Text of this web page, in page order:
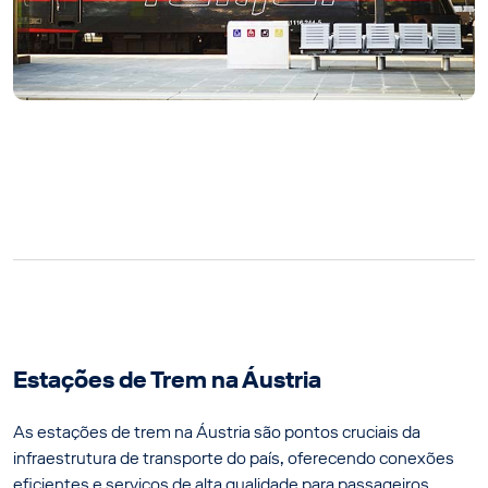
Estações de Trem na Áustria
As estações de trem na Áustria são pontos cruciais da
infraestrutura de transporte do país, oferecendo conexões